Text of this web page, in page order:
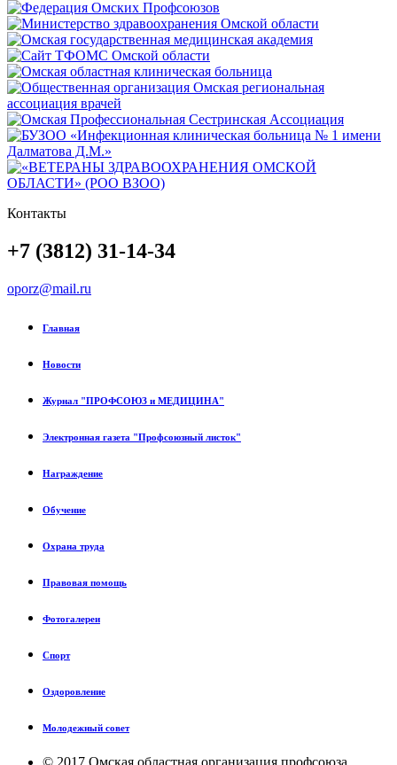
Контакты
+7 (3812) 31-14-34
oporz@mail.ru
Главная
Новости
Журнал "ПРОФСОЮЗ и МЕДИЦИНА"
Электронная газета "Профсоюзный листок"
Награждение
Обучение
Охрана труда
Правовая помощь
Фотогалереи
Спорт
Оздоровление
Молодежный совет